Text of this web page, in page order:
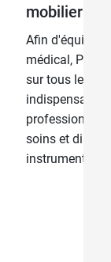
mobilier et
Afin d'équiper
médical,
sur tous les
profession :
soins et